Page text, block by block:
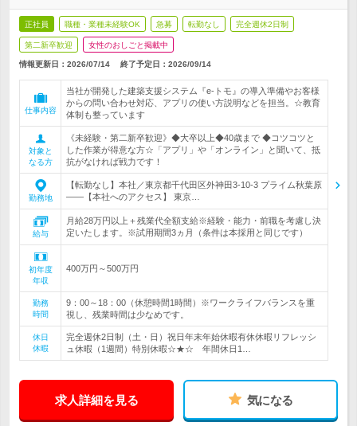
正社員 職種・業種未経験OK 急募 転勤なし 完全週休2日制
第二新卒歓迎 女性のおしごと掲載中
情報更新日：2026/07/14 終了予定日： 2026/09/14
仕事内容
当社が開発した建築支援システム『e-トモ』の導入準備やお客様
からの問い合わせ対応、アプリの使い方説明などを担当。☆教育
体制も整っています
対象と
なる方
《未経験・第二新卒歓迎》◆大卒以上◆40歳まで ◆コツコツと
した作業が得意な方☆「アプリ」や「オンライン」と聞いて、抵
抗がなければ戦力です！
勤務地
【転勤なし】本社／東京都千代田区外神田3-10-3 プライム秋葉原
――【本社へのアクセス】 東京…
給与
月給28万円以上＋残業代全額支給※経験・能力・前職を考慮し決
定いたします。※試用期間3ヵ月（条件は本採用と同じです）
初年度
年収
400万円～500万円
勤務
時間
9：00～18：00（休憩時間1時間）※ワークライフバランスを重
視し、残業時間は少なめです。
休日
休暇
完全週休2日制（土・日）祝日年末年始休暇有休休暇リフレッシ
ュ休暇（1週間）特別休暇☆★☆ 年間休日1…
求人詳細を見る 気になる